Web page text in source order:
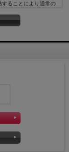
することにより通常の
術総合研究機構とも
ました。